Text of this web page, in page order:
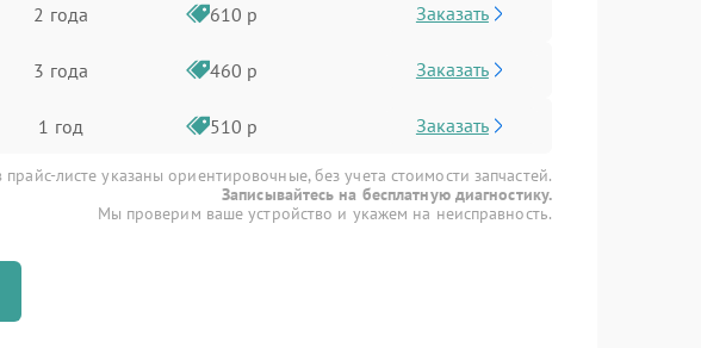
2 года 610 р Заказать
3 года 460 р Заказать
1 год 510 р Заказать
листе указаны ориентировочные, без учета стоимости запчастей.
Записывайтесь на бесплатную диагностику.
Мы проверим ваше устройство и укажем на неисправность.